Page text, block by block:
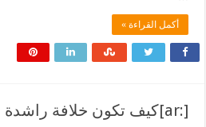
أكمل القراءة »
[:ar]كيف تكون خلافة راشدة وتبقى راشدة؟[:]